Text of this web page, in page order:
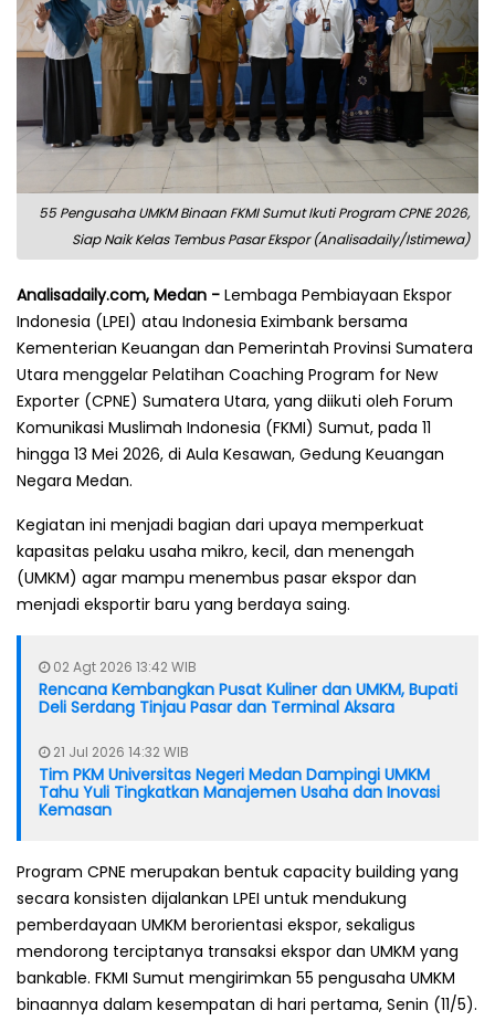
55 Pengusaha UMKM Binaan FKMI Sumut Ikuti Program CPNE 2026,
Siap Naik Kelas Tembus Pasar Ekspor (Analisadaily/Istimewa)
Analisadaily.com, Medan - Lembaga Pembiayaan Ekspor
Indonesia (LPEI) atau Indonesia Eximbank bersama
Kementerian Keuangan dan Pemerintah Provinsi Sumatera
Utara menggelar Pelatihan Coaching Program for New
Exporter (CPNE) Sumatera Utara, yang diikuti oleh Forum
Komunikasi Muslimah Indonesia (FKMI) Sumut, pada 11
hingga 13 Mei 2026, di Aula Kesawan, Gedung Keuangan
Negara Medan.
Kegiatan ini menjadi bagian dari upaya memperkuat
kapasitas pelaku usaha mikro, kecil, dan menengah
(UMKM) agar mampu menembus pasar ekspor dan
menjadi eksportir baru yang berdaya saing.
02 Agt 2026 13:42 WIB
Rencana Kembangkan Pusat Kuliner dan UMKM, Bupati
Deli Serdang Tinjau Pasar dan Terminal Aksara
21 Jul 2026 14:32 WIB
Tim PKM Universitas Negeri Medan Dampingi UMKM
Tahu Yuli Tingkatkan Manajemen Usaha dan Inovasi
Kemasan
Program CPNE merupakan bentuk capacity building yang
secara konsisten dijalankan LPEI untuk mendukung
pemberdayaan UMKM berorientasi ekspor, sekaligus
mendorong terciptanya transaksi ekspor dan UMKM yang
bankable. FKMI Sumut mengirimkan 55 pengusaha UMKM
binaannya dalam kesempatan di hari pertama, Senin (11/5).